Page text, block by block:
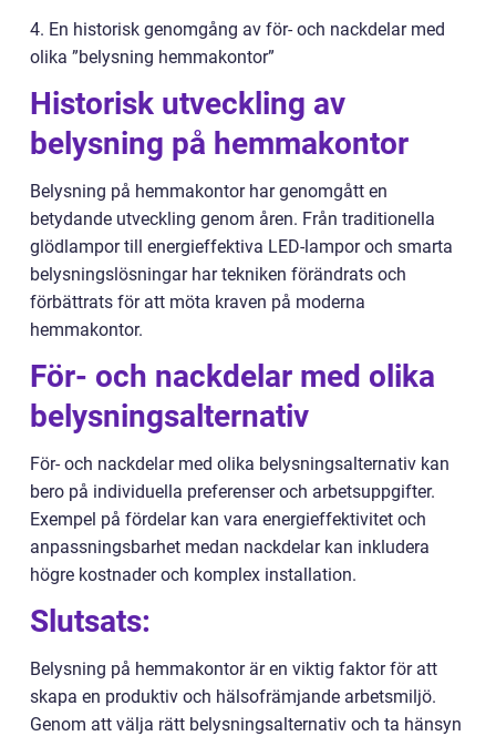
4. En historisk genomgång av för- och nackdelar med
olika ”belysning hemmakontor”
Historisk utveckling av
belysning på hemmakontor
Belysning på hemmakontor har genomgått en
betydande utveckling genom åren. Från traditionella
glödlampor till energieffektiva LED-lampor och smarta
belysningslösningar har tekniken förändrats och
förbättrats för att möta kraven på moderna
hemmakontor.
För- och nackdelar med olika
belysningsalternativ
För- och nackdelar med olika belysningsalternativ kan
bero på individuella preferenser och arbetsuppgifter.
Exempel på fördelar kan vara energieffektivitet och
anpassningsbarhet medan nackdelar kan inkludera
högre kostnader och komplex installation.
Slutsats:
Belysning på hemmakontor är en viktig faktor för att
skapa en produktiv och hälsofrämjande arbetsmiljö.
Genom att välja rätt belysningsalternativ och ta hänsyn